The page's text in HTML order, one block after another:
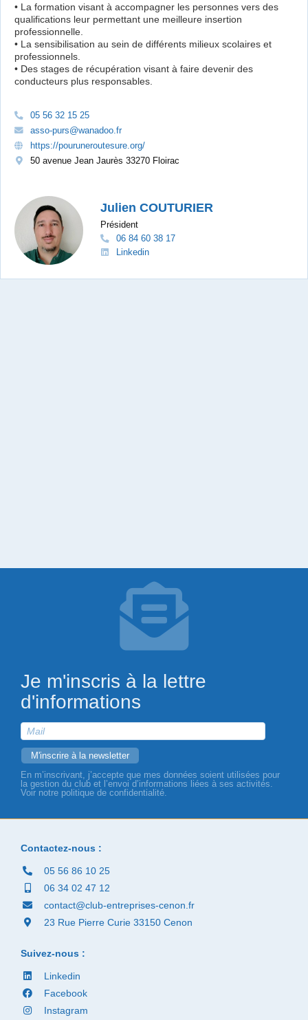
• La formation visant à accompagner les personnes vers des
qualifications leur permettant une meilleure insertion
professionnelle.
• La sensibilisation au sein de différents milieux scolaires et
professionnels.
• Des stages de récupération visant à faire devenir des
conducteurs plus responsables.
05 56 32 15 25
asso-purs@wanadoo.fr
https://pouruneroutesure.org/
50 avenue Jean Jaurès 33270 Floirac
Julien COUTURIER
Président
06 84 60 38 17
Linkedin
Je m'inscris à la lettre
d'informations
En m’inscrivant, j’accepte que mes données soient utilisées pour
la gestion du club et l’envoi d’informations liées à ses activités.
Voir notre politique de confidentialité.
Contactez-nous :
05 56 86 10 25
06 34 02 47 12
contact@club-entreprises-cenon.fr
23 Rue Pierre Curie 33150 Cenon
Suivez-nous :
Linkedin
Facebook
Instagram